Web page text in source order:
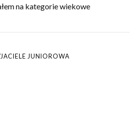
na kategorie wiekowe
JUNIOROWA